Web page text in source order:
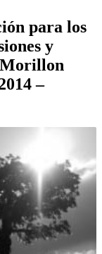
para los
y
Morillon
–